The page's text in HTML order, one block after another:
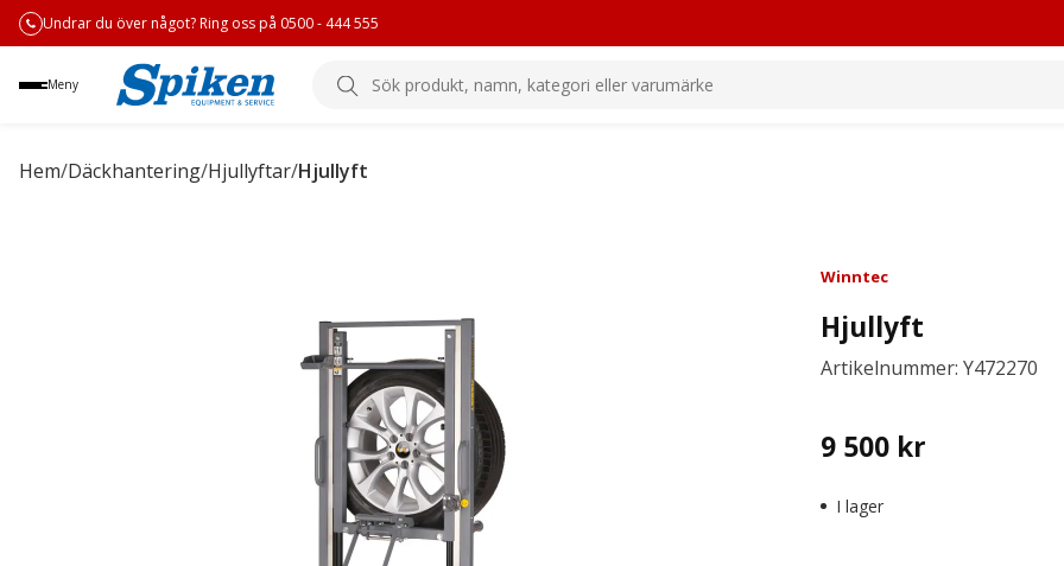
Undrar du över något? Ring oss på 0500 - 444 555
Meny
Sök
produkt,
kategori
eller
Hem/Däckhantering/Hjullyftar/Hjullyft
Winntec
Hjullyft
Artikelnummer: Y472270
9 500 kr
I lager